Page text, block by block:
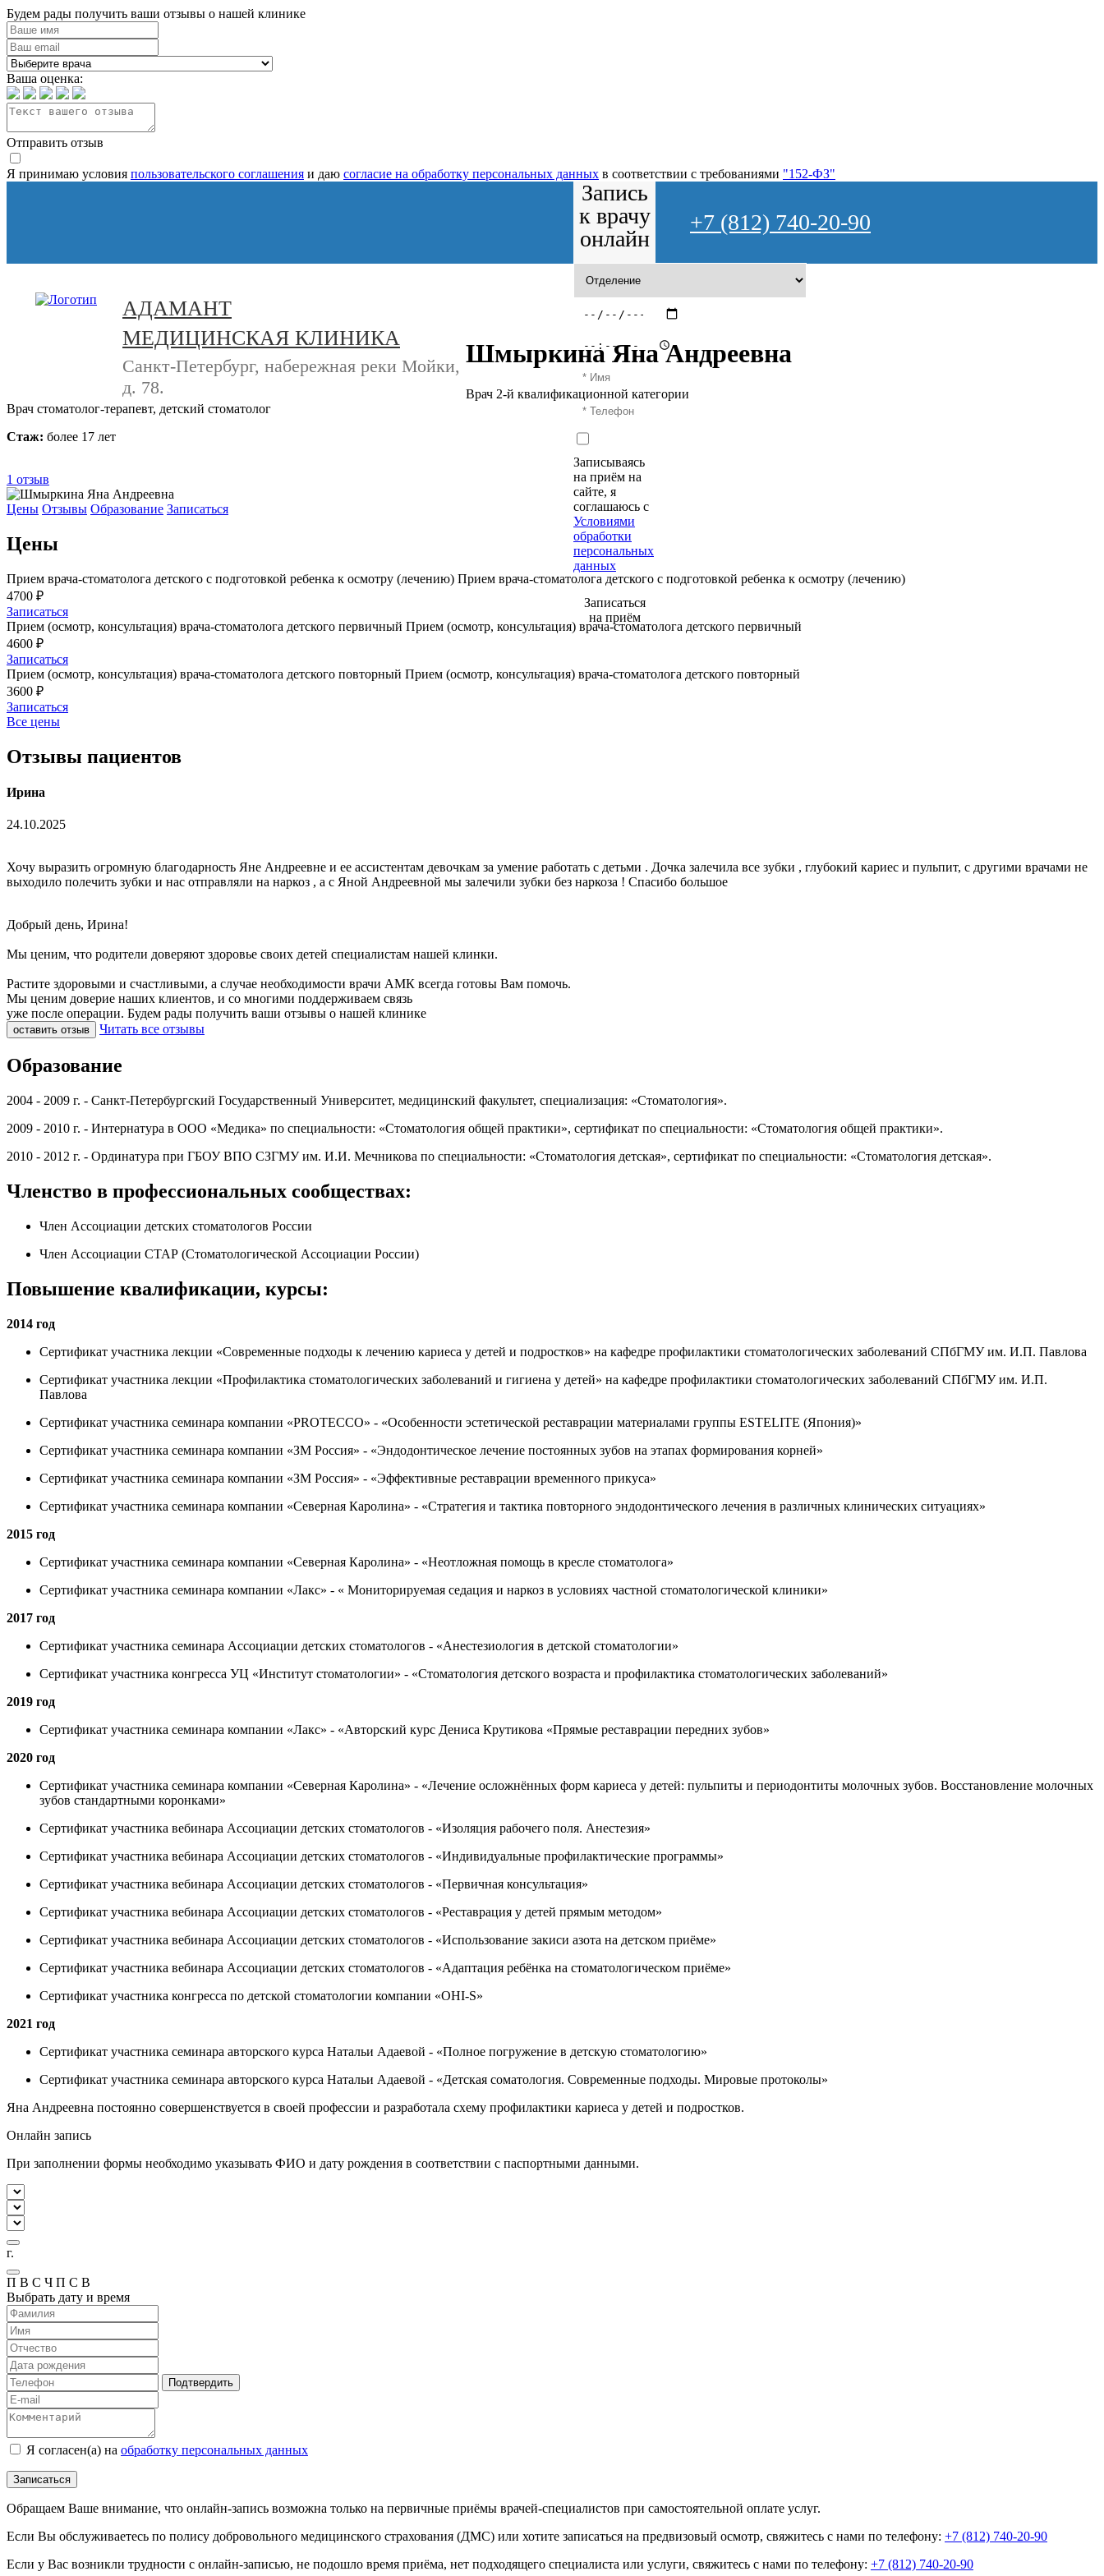
Будем рады получить ваши отзывы о нашей клинике
Ваша оценка:
Отправить отзыв
Я принимаю условия пользовательского соглашения и даю согласие на обработку персональных данных в соответствии с требованиями "152-ФЗ"
+7 (812) 740-20-90
Запись
к врачу
онлайн
Записываясь
на приём на
сайте, я
соглашаюсь с
Условиями
обработки
персональных
данных
Записаться
на приём
АДАМАНТ
МЕДИЦИНСКАЯ КЛИНИКА
Санкт-Петербург, набережная реки Мойки,
д. 78.
Шмыркина Яна Андреевна
Врач 2-й квалификационной категории
Врач стоматолог-терапевт, детский стоматолог
Стаж: более 17 лет
1 отзыв
Цены Отзывы Образование Записаться
Цены
Прием врача-стоматолога детского с подготовкой ребенка к осмотру (лечению) Прием врача-стоматолога детского с подготовкой ребенка к осмотру (лечению)
4700 ₽
Записаться
Прием (осмотр, консультация) врача-стоматолога детского первичный Прием (осмотр, консультация) врача-стоматолога детского первичный
4600 ₽
Записаться
Прием (осмотр, консультация) врача-стоматолога детского повторный Прием (осмотр, консультация) врача-стоматолога детского повторный
3600 ₽
Записаться
Все цены
Отзывы пациентов
Ирина
24.10.2025
Хочу выразить огромную благодарность Яне Андреевне и ее ассистентам девочкам за умение работать с детьми . Дочка залечила все зубки , глубокий кариес и пульпит, с другими врачами не
выходило полечить зубки и нас отправляли на наркоз , а с Яной Андреевной мы залечили зубки без наркоза ! Спасибо большое
Добрый день, Ирина!
Мы ценим, что родители доверяют здоровье своих детей специалистам нашей клинки.
Растите здоровыми и счастливыми, а случае необходимости врачи АМК всегда готовы Вам помочь.
Мы ценим доверие наших клиентов, и со многими поддерживаем связь
уже после операции. Будем рады получить ваши отзывы о нашей клинике
оставить отзыв Читать все отзывы
Образование
2004 - 2009 г. - Санкт-Петербургский Государственный Университет, медицинский факультет, специализация: «Стоматология».
2009 - 2010 г. - Интернатура в ООО «Медика» по специальности: «Стоматология общей практики», сертификат по специальности: «Стоматология общей практики».
2010 - 2012 г. - Ординатура при ГБОУ ВПО СЗГМУ им. И.И. Мечникова по специальности: «Стоматология детская», сертификат по специальности: «Стоматология детская».
Членство в профессиональных сообществах:
Член Ассоциации детских стоматологов России
Член Ассоциации СТАР (Стоматологической Ассоциации России)
Повышение квалификации, курсы:
2014 год
Сертификат участника лекции «Современные подходы к лечению кариеса у детей и подростков» на кафедре профилактики стоматологических заболеваний СПбГМУ им. И.П. Павлова
Сертификат участника лекции «Профилактика стоматологических заболеваний и гигиена у детей» на кафедре профилактики стоматологических заболеваний СПбГМУ им. И.П.
Павлова
Сертификат участника семинара компании «PROTECCO» - «Особенности эстетической реставрации материалами группы ESTELITE (Япония)»
Сертификат участника семинара компании «ЗМ Россия» - «Эндодонтическое лечение постоянных зубов на этапах формирования корней»
Сертификат участника семинара компании «ЗМ Россия» - «Эффективные реставрации временного прикуса»
Сертификат участника семинара компании «Северная Каролина» - «Стратегия и тактика повторного эндодонтического лечения в различных клинических ситуациях»
2015 год
Сертификат участника семинара компании «Северная Каролина» - «Неотложная помощь в кресле стоматолога»
Сертификат участника семинара компании «Лакс» - « Мониторируемая седация и наркоз в условиях частной стоматологической клиники»
2017 год
Сертификат участника семинара Ассоциации детских стоматологов - «Анестезиология в детской стоматологии»
Сертификат участника конгресса УЦ «Институт стоматологии» - «Стоматология детского возраста и профилактика стоматологических заболеваний»
2019 год
Сертификат участника семинара компании «Лакс» - «Авторский курс Дениса Крутикова «Прямые реставрации передних зубов»
2020 год
Сертификат участника семинара компании «Северная Каролина» - «Лечение осложнённых форм кариеса у детей: пульпиты и периодонтиты молочных зубов. Восстановление молочных
зубов стандартными коронками»
Сертификат участника вебинара Ассоциации детских стоматологов - «Изоляция рабочего поля. Анестезия»
Сертификат участника вебинара Ассоциации детских стоматологов - «Индивидуальные профилактические программы»
Сертификат участника вебинара Ассоциации детских стоматологов - «Первичная консультация»
Сертификат участника вебинара Ассоциации детских стоматологов - «Реставрация у детей прямым методом»
Сертификат участника вебинара Ассоциации детских стоматологов - «Использование закиси азота на детском приёме»
Сертификат участника вебинара Ассоциации детских стоматологов - «Адаптация ребёнка на стоматологическом приёме»
Сертификат участника конгресса по детской стоматологии компании «OHI-S»
2021 год
Сертификат участника семинара авторского курса Натальи Адаевой - «Полное погружение в детскую стоматологию»
Сертификат участника семинара авторского курса Натальи Адаевой - «Детская соматология. Современные подходы. Мировые протоколы»
Яна Андреевна постоянно совершенствуется в своей профессии и разработала схему профилактики кариеса у детей и подростков.
Онлайн запись
При заполнении формы необходимо указывать ФИО и дату рождения в соответствии с паспортными данными.
г.
П В С Ч П С В
Выбрать дату и время
Подтвердить
Я согласен(а) на обработку персональных данных
Записаться
Обращаем Ваше внимание, что онлайн-запись возможна только на первичные приёмы врачей-специалистов при самостоятельной оплате услуг.
Если Вы обслуживаетесь по полису добровольного медицинского страхования (ДМС) или хотите записаться на предвизовый осмотр, свяжитесь с нами по телефону: +7 (812) 740-20-90
Если у Вас возникли трудности с онлайн-записью, не подошло время приёма, нет подходящего специалиста или услуги, свяжитесь с нами по телефону: +7 (812) 740-20-90